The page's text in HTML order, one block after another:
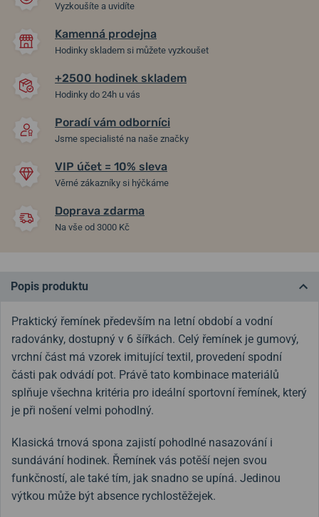
NATO řemínek černý 20 mm
Skladem
490 Kč
Řemínek NATO Sports
proužky černá-žlutá-šedá
Vyzkoušíte a uvidíte
Kamenná prodejna
Hodinky skladem si můžete vyzkoušet
+2500 hodinek skladem
Hodinky do 24h u vás
Poradí vám odborníci
Jsme specialisté na naše značky
VIP účet = 10% sleva
Věrné zákazníky si hýčkáme
Doprava zdarma
Na vše od 3000 Kč
Popis produktu
Praktický řemínek především na letní období a vodní
radovánky, dostupný v 6 šířkách. Celý řemínek je gumový,
vrchní část má vzorek imitující textil, provedení spodní
části pak odvádí pot. Právě tato kombinace materiálů
splňuje všechna kritéria pro ideální sportovní řemínek, který
je při nošení velmi pohodlný.
Klasická trnová spona zajistí pohodlné nasazování i
sundávání hodinek. Řemínek vás potěší nejen svou
funkčností, ale také tím, jak snadno se upíná. Jedinou
výtkou může být absence rychlostěžejek.